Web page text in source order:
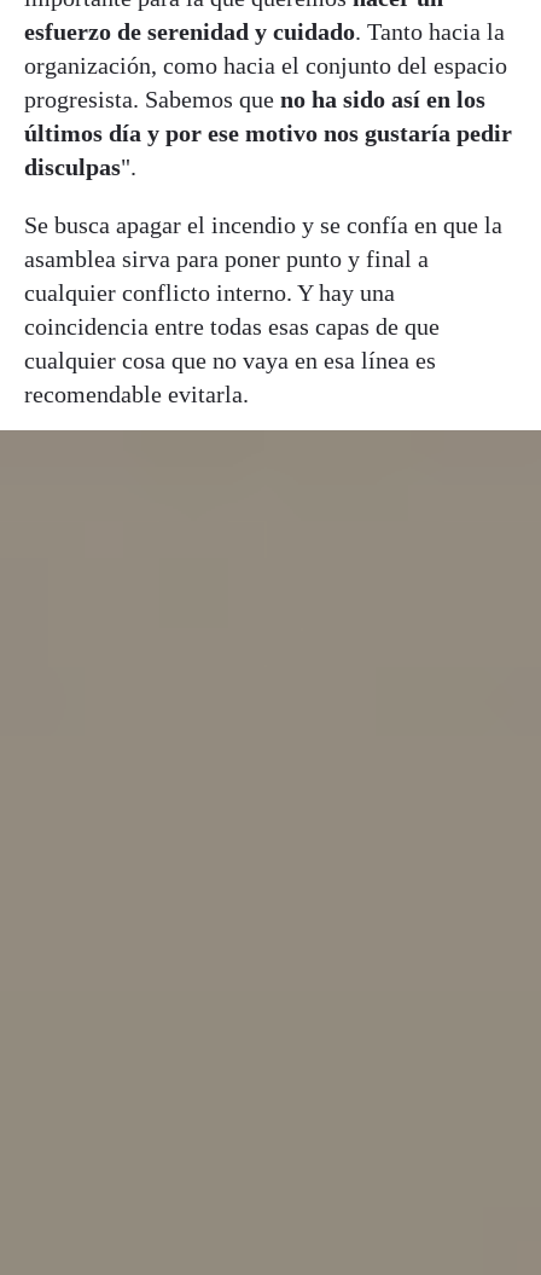
esfuerzo de serenidad y cuidado. Tanto hacia la
organización, como hacia el conjunto del espacio
progresista. Sabemos que no ha sido así en los
últimos día y por ese motivo nos gustaría pedir
disculpas".
Se busca apagar el incendio y se confía en que la
asamblea sirva para poner punto y final a
cualquier conflicto interno. Y hay una
coincidencia entre todas esas capas de que
cualquier cosa que no vaya en esa línea es
recomendable evitarla.